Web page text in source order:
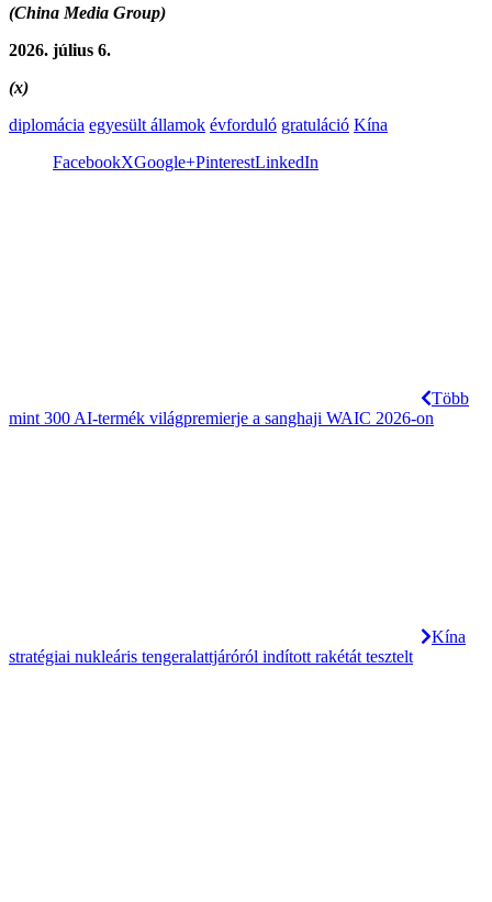
(China Media Group)
2026. július 6.
(x)
diplomácia egyesült államok évforduló gratuláció Kína
FacebookXGoogle+PinterestLinkedIn
Több
mint 300 AI-termék világpremierje a sanghaji WAIC 2026-on
Kína
stratégiai nukleáris tengeralattjáróról indított rakétát tesztelt